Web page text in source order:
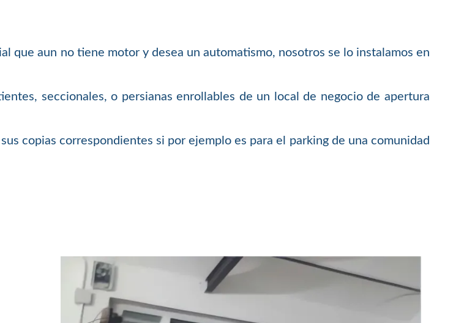
que aun no tiene motor y desea un automatismo, nosotros se lo instalamos en
seccionales, o persianas enrollables de un local de negocio de apertura
copias correspondientes si por ejemplo es para el parking de una comunidad